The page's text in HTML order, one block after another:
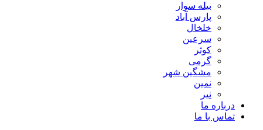
بیله سوار
پارس آباد
خلخال
سرعین
کوثر
گرمی
مشگین شهر
نمین
نیر
درباره ما
تماس با ما